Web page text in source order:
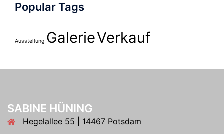
Popular Tags
Ausstellung GalerieVerkauf
SABINE HÜNING
Hegelallee 55 | 14467 Potsdam